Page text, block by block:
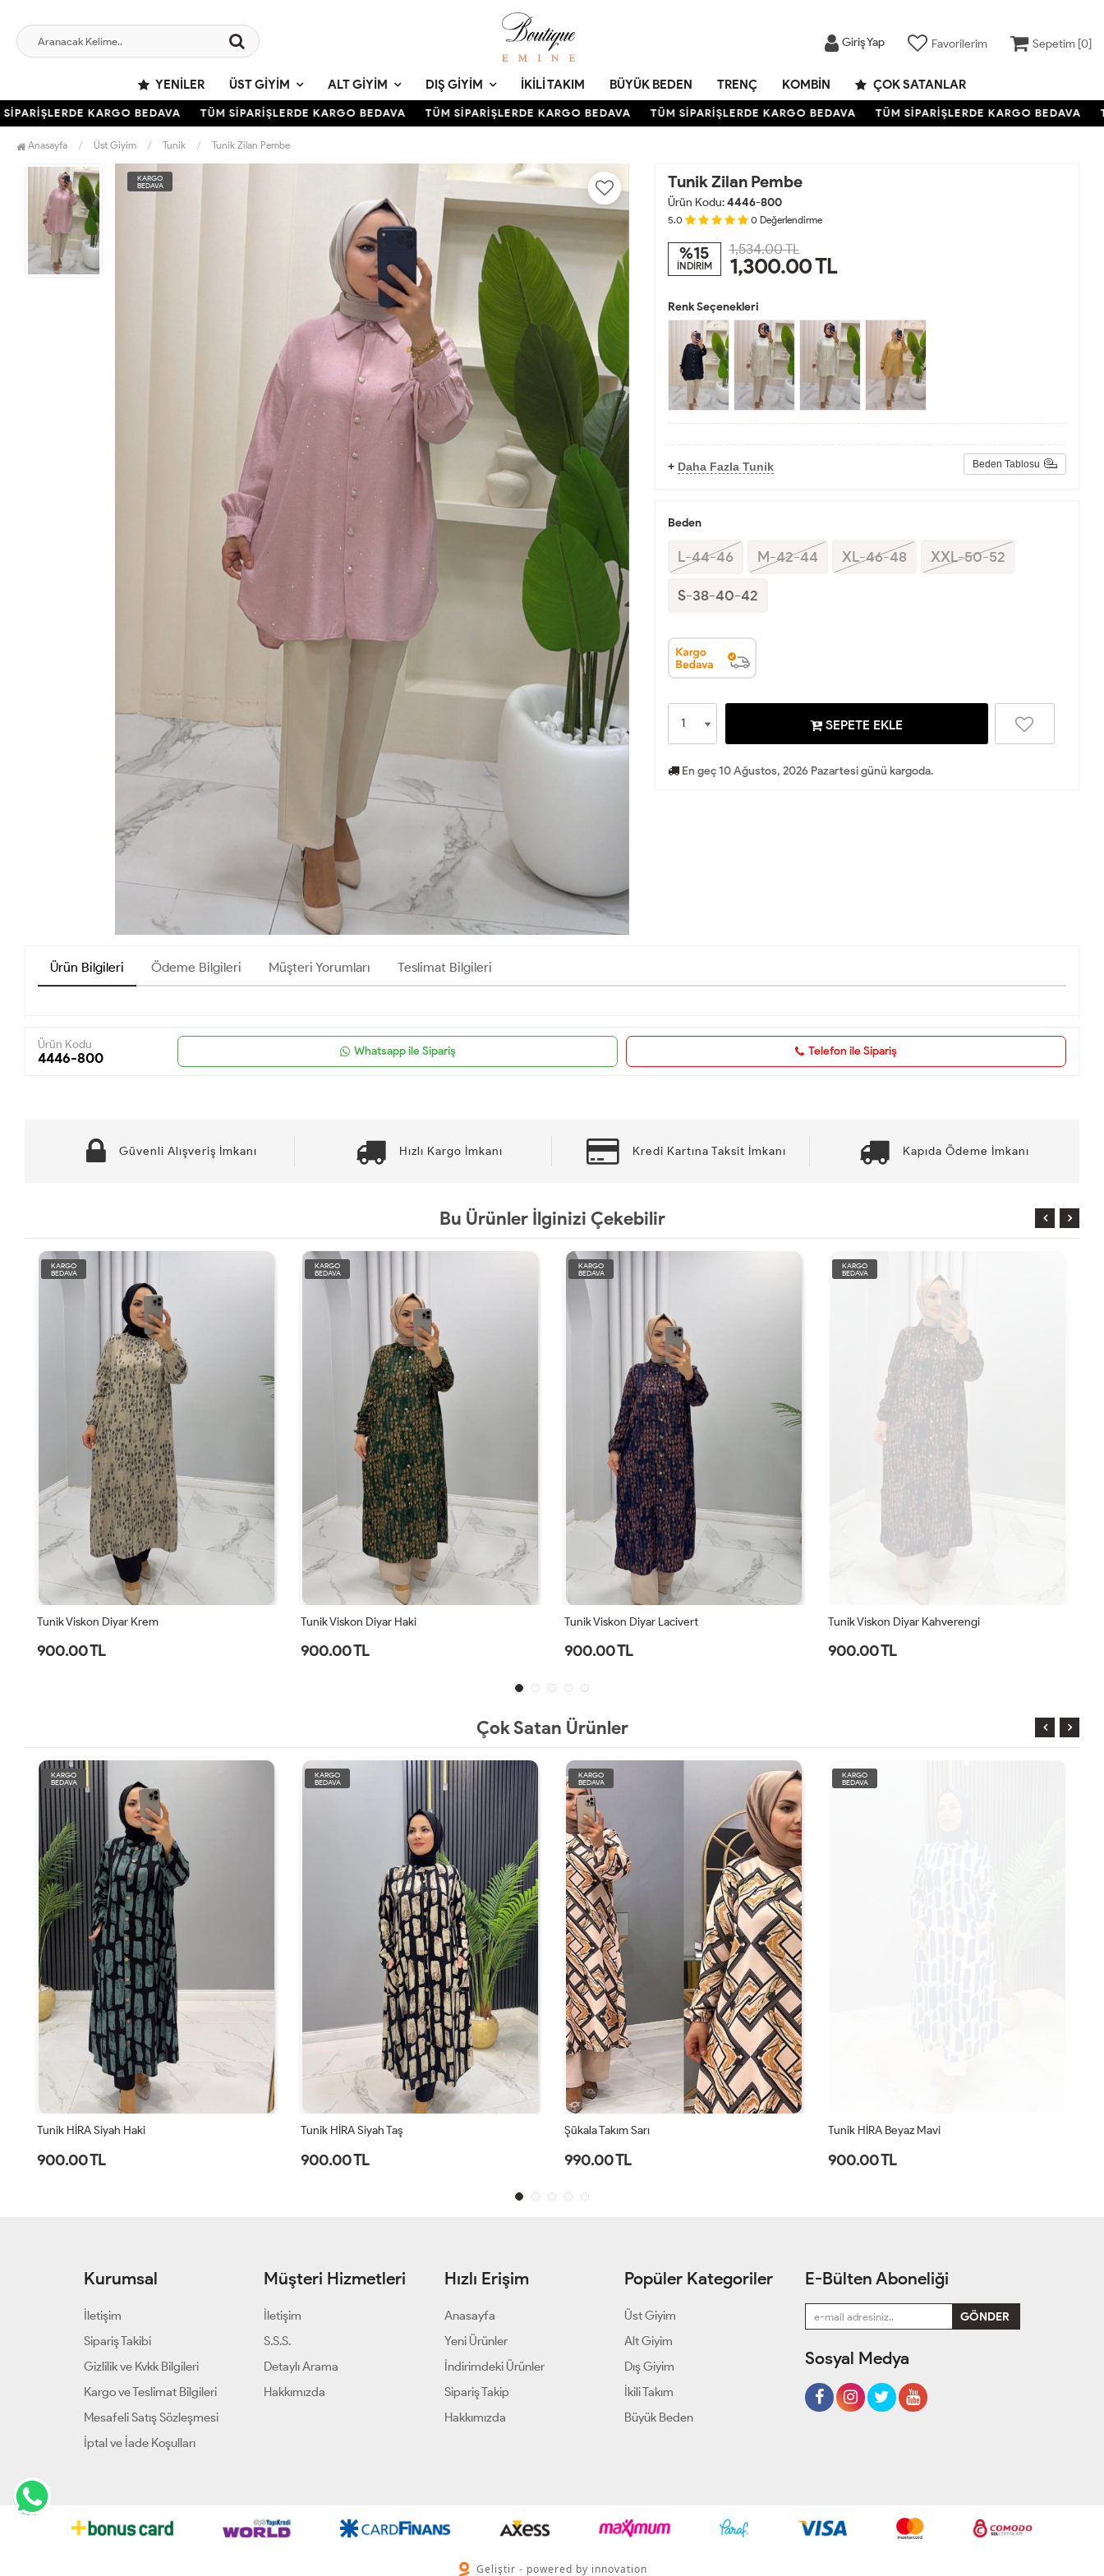
Giriş Yap Favorilerim Sepetim [0]
YENILER ÜST GIYIM ALT GIYIM DIŞ GIYIM İKILI TAKIM BÜYÜK BEDEN TRENÇ KOMBIN ÇOK SATANLAR
KARGO BEDAVA TÜM SİPARİŞLERDE KARGO BEDAVA TÜM SİPARİŞLERDE KARGO BEDAVA TÜM SİPARİŞLERDE KARGO BEDAVA TÜM SİPARİŞLERDE KARGO BEDAVA
Anasayfa Üst Giyim Tunik Tunik Zilan Pembe
KARGO
BEDAVA
Tunik Zilan Pembe
Ürün Kodu:4446-800
5.0 0 Değerlendirme
%15
İNDİRİM
1,534.00 TL
1,300.00TL
Renk Seçenekleri
+ Daha Fazla Tunik Beden Tablosu
Beden
L-44-46 M-42-44 XL-46-48 XXL-50-52
S-38-40-42
SEPETE EKLE
En geç 10 Ağustos, 2026 Pazartesi günü kargoda.
Ürün Bilgileri Ödeme Bilgileri Müşteri Yorumları Teslimat Bilgileri
Ürün Kodu
4446-800 Whatsapp ile Sipariş Telefon ile Sipariş
Güvenli Alışveriş İmkanı Hızlı Kargo İmkanı Kredi Kartına Taksit İmkanı Kapıda Ödeme İmkanı
Bu Ürünler İlginizi Çekebilir
KARGO
BEDAVA
Tunik Viskon Diyar Krem
900.00 TL
KARGO
BEDAVA
Tunik Viskon Diyar Haki
900.00 TL
KARGO
BEDAVA
Tunik Viskon Diyar Lacivert
900.00 TL
KARGO
BEDAVA
Tunik Viskon Diyar Kahverengi
900.00 TL
Çok Satan Ürünler
KARGO
BEDAVA
Tunik HİRA Siyah Haki
900.00 TL
KARGO
BEDAVA
Tunik HİRA Siyah Taş
900.00 TL
KARGO
BEDAVA
Şükala Takım Sarı
990.00 TL
KARGO
BEDAVA
Tunik HİRA Beyaz Mavi
900.00 TL
Kurumsal
İletişim
Sipariş Takibi
Gizlilik ve Kvkk Bilgileri
Kargo ve Teslimat Bilgileri
Mesafeli Satış Sözleşmesi
İptal ve İade Koşulları
Müşteri Hizmetleri
İletişim
S.S.S.
Detaylı Arama
Hakkımızda
Hızlı Erişim
Anasayfa
Yeni Ürünler
İndirimdeki Ürünler
Sipariş Takip
Hakkımızda
Popüler Kategoriler
Üst Giyim
Alt Giyim
Dış Giyim
İkili Takım
Büyük Beden
E-Bülten Aboneliği
Sosyal Medya
Geliştir - powered by innovation